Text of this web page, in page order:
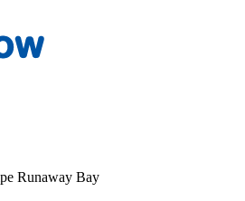
Runaway Bay